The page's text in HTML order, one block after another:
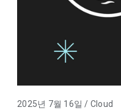
2025년 7월 16일 / Cloud